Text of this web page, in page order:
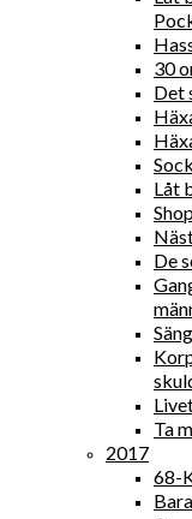
30
Det
Låt
De
Ta
2017
68-